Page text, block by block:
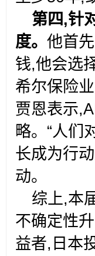
第四,针
度。 他首
钱,他会选
希尔保险
贾恩表示
略。“人们
长成为行
动。
综上,本
不确定性
益者,日本